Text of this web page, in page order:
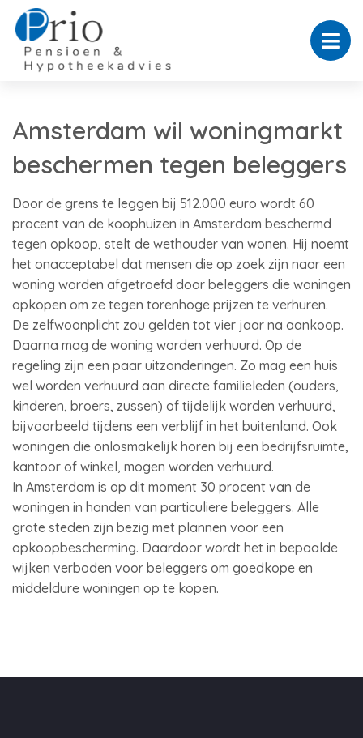
Amsterdam wil woningmarkt
beschermen tegen beleggers
Door de grens te leggen bij 512.000 euro wordt 60
procent van de koophuizen in Amsterdam beschermd
tegen opkoop, stelt de wethouder van wonen. Hij noemt
het onacceptabel dat mensen die op zoek zijn naar een
woning worden afgetroefd door beleggers die woningen
opkopen om ze tegen torenhoge prijzen te verhuren.
De zelfwoonplicht zou gelden tot vier jaar na aankoop.
Daarna mag de woning worden verhuurd. Op de
regeling zijn een paar uitzonderingen. Zo mag een huis
wel worden verhuurd aan directe familieleden (ouders,
kinderen, broers, zussen) of tijdelijk worden verhuurd,
bijvoorbeeld tijdens een verblijf in het buitenland. Ook
woningen die onlosmakelijk horen bij een bedrijfsruimte,
kantoor of winkel, mogen worden verhuurd.
In Amsterdam is op dit moment 30 procent van de
woningen in handen van particuliere beleggers. Alle
grote steden zijn bezig met plannen voor een
opkoopbescherming. Daardoor wordt het in bepaalde
wijken verboden voor beleggers om goedkope en
middeldure woningen op te kopen.